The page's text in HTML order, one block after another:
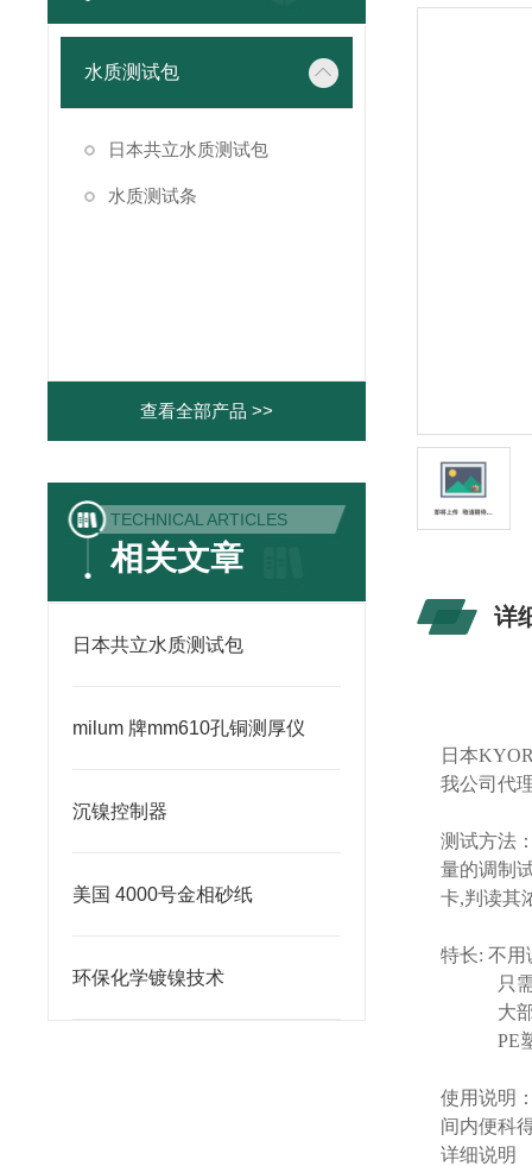
水质测试包
日本共立水质测试包
水质测试条
查看全部产品 >>
TECHNICAL ARTICLES
相关文章
日本共立水质测试包
milum 牌mm610孔铜测厚仪
沉镍控制器
美国 4000号金相砂纸
环保化学镀镍技术
详
日本
我公司代
测试方法
量的调制
卡,判读其
特长:不用
只
大
PE
使用说明
间内便科
详细说明